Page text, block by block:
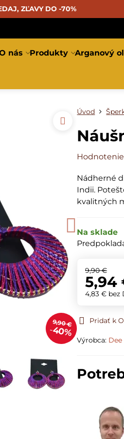
ZĽAVY DO -70%
nás Produkty Arganový
9,90 €
40%
Úvod
Hodnotenie
Nádherné
Indii.
kvalitných
Na sklade
9,90 €
5,94
4,83 € bez
Pridať k
Výrobca: Dee